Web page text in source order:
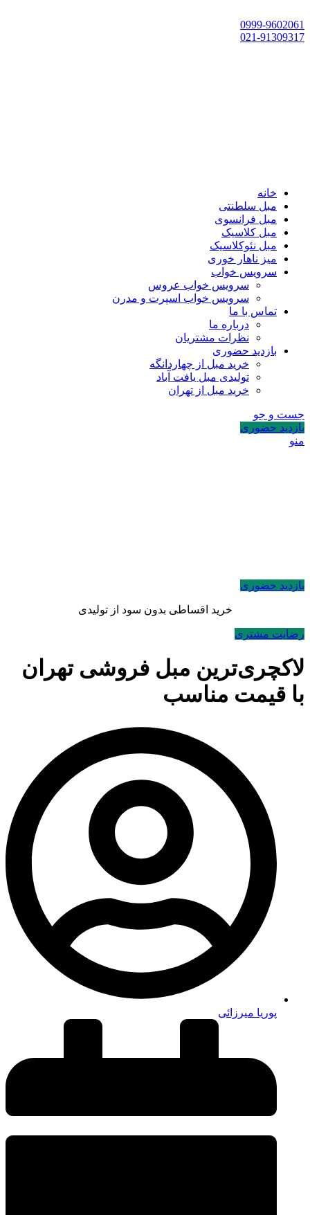
0999-9602061
021-91309317
خانه
مبل سلطنتی
مبل فرانسوی
مبل کلاسیک
مبل نئوکلاسیک
میز ناهار خوری
سرویس خواب
سرویس خواب عروس
سرویس خواب اسپرت و مدرن
تماس با ما
درباره ما
نظرات مشتریان
بازدید حضوری
خرید مبل از چهاردانگه
تولیدی مبل یافت آباد
خرید مبل از تهران
جست و جو
بازدید حضوری
منو
بازدید حضوری
خرید اقساطی بدون سود از تولیدی
رضایت مشتری
لاکچری‌ترین مبل فروشی تهران
با قیمت مناسب
پوریا میرزائی